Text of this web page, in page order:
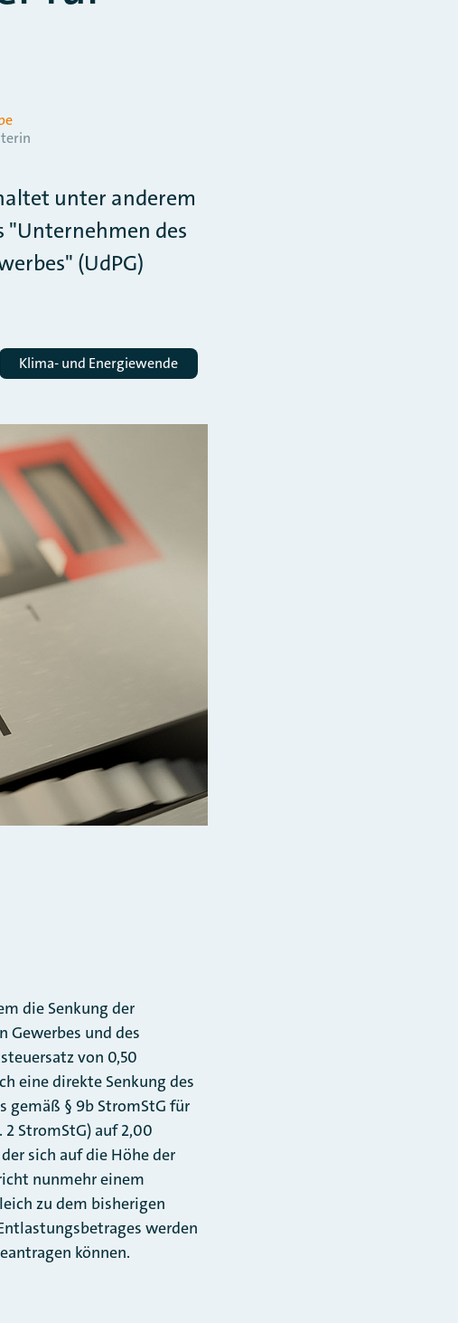
unter anderem
"Unternehmen des
(UdPG)
Klima- und Energiewende
die Senkung der
Gewerbes und des
von 0,50
eine direkte Senkung des
gemäß § 9b StromStG für
2 StromStG) auf 2,00
sich auf die Höhe der
nunmehr einem
zu dem bisherigen
werden
können.